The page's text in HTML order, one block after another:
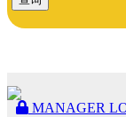
MANAGER